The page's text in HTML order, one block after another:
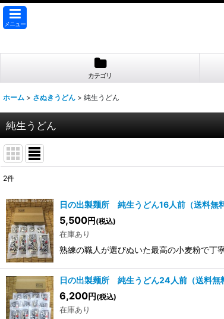
メニュー
カテゴリ
ホーム > さぬきうどん > 純生うどん
純生うどん
並び順:
2件
日の出製麺所 純生うどん16人前（送料無
5,500円 (税込)
在庫あり
熟練の職人が選びぬいた最高の小麦粉で丁
日の出製麺所 純生うどん24人前（送料無
6,200円 (税込)
在庫あり